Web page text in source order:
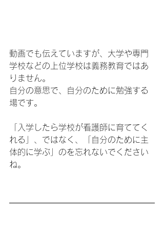
動画でも伝えていますが、大学や専門
学校などの上位学校は義務教育ではあ
りません。
自分の意思で、自分のために勉強する
場です。
「入学したら学校が看護師に育ててく
れる」、ではなく、「自分のために主
体的に学ぶ」のを忘れないでください
ね。